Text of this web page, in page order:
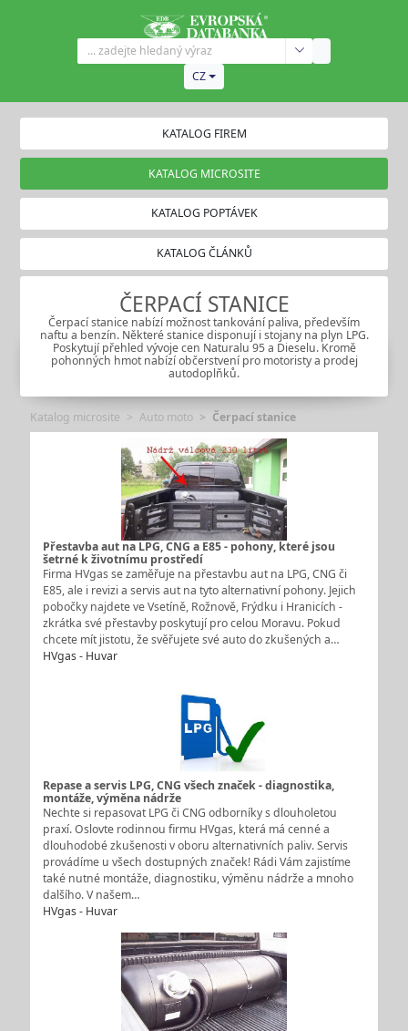
CZ
KATALOG FIREM
KATALOG MICROSITE
KATALOG POPTÁVEK
KATALOG ČLÁNKŮ
ČERPACÍ STANICE
Čerpací stanice nabízí možnost tankování paliva, především
naftu a benzín. Některé stanice disponují i stojany na plyn LPG.
Poskytují přehled vývoje cen Naturalu 95 a Dieselu. Kromě
pohonných hmot nabízí občerstvení pro motoristy a prodej
autodoplňků.
Katalog microsite Auto moto Čerpací stanice
Přestavba aut na LPG, CNG a E85 - pohony, které jsou
šetrné k životnímu prostředí
Firma HVgas se zaměřuje na přestavbu aut na LPG, CNG či
E85, ale i revizi a servis aut na tyto alternativní pohony. Jejich
pobočky najdete ve Vsetíně, Rožnově, Frýdku i Hranicích -
zkrátka své přestavby poskytují pro celou Moravu. Pokud
chcete mít jistotu, že svěřujete své auto do zkušených a…
HVgas - Huvar
Repase a servis LPG, CNG všech značek - diagnostika,
montáže, výměna nádrže
Nechte si repasovat LPG či CNG odborníky s dlouholetou
praxí. Oslovte rodinnou firmu HVgas, která má cenné a
dlouhodobé zkušenosti v oboru alternativních paliv. Servis
provádíme u všech dostupných značek! Rádi Vám zajistíme
také nutné montáže, diagnostiku, výměnu nádrže a mnoho
dalšího. V našem…
HVgas - Huvar